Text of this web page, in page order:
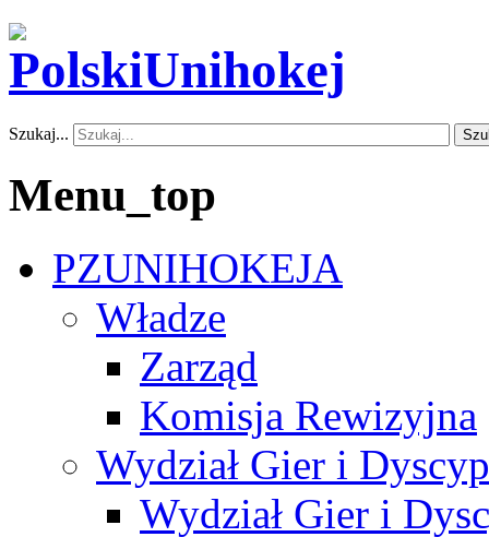
Szukaj...
Menu_top
PZUNIHOKEJA
Władze
Zarząd
Komisja Rewizyjna
Wydział Gier i
Wydział Gier i